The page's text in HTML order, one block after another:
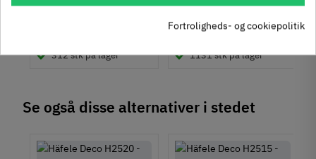
TilstandNy
9,25 kr-50%
312 stk på lager
14,40 kr-60%
5,
1131 stk på lager
Se også disse alternativer i stedet
Fortroligheds- og cookiepolitik